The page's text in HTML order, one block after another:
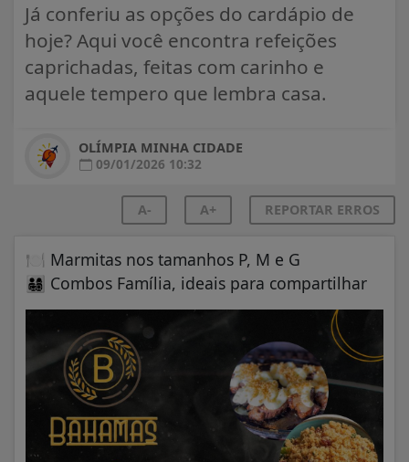
Já conferiu as opções do cardápio de
hoje? Aqui você encontra refeições
caprichadas, feitas com carinho e
aquele tempero que lembra casa.
OLÍMPIA MINHA CIDADE
09/01/2026 10:32
A- A+ REPORTAR ERROS
🍽️ Marmitas nos tamanhos P, M e G
👨‍👩‍👧‍👦 Combos Família, ideais para compartilhar